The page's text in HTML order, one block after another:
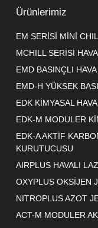
Ürünlerimiz
EM SERİSİ MİNİ
MCHILL SERİSİ
EMD BASINÇLI
EMD-H YÜKSEK
EDK KİMYASAL
EDK-M MODULER
EDK-A AKTİF
KURUTUCUSU
AIRPLUS HAVALI
OXYPLUS OKSİJEN
NITROPLUS AZOT
ACT-M MODULER